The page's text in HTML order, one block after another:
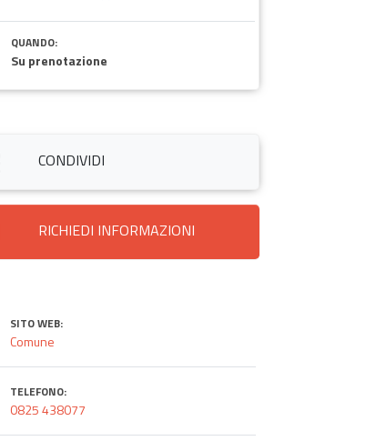
QUANDO:
Su prenotazione
CONDIVIDI
RICHIEDI INFORMAZIONI
SITO WEB:
Comune
TELEFONO:
0825 438077